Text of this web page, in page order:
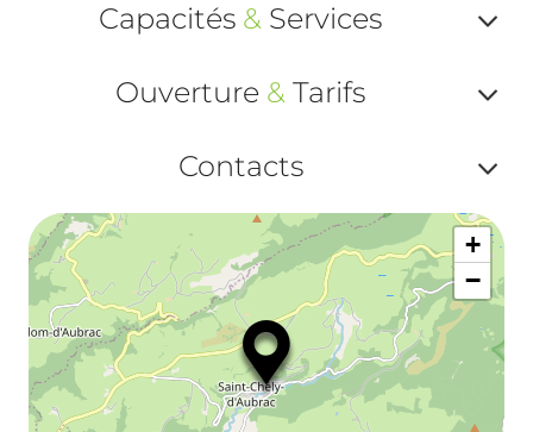
ou
Capacités & Services
ou
Ouverture & Tarifs
ou
et
Contacts
ou
+
−